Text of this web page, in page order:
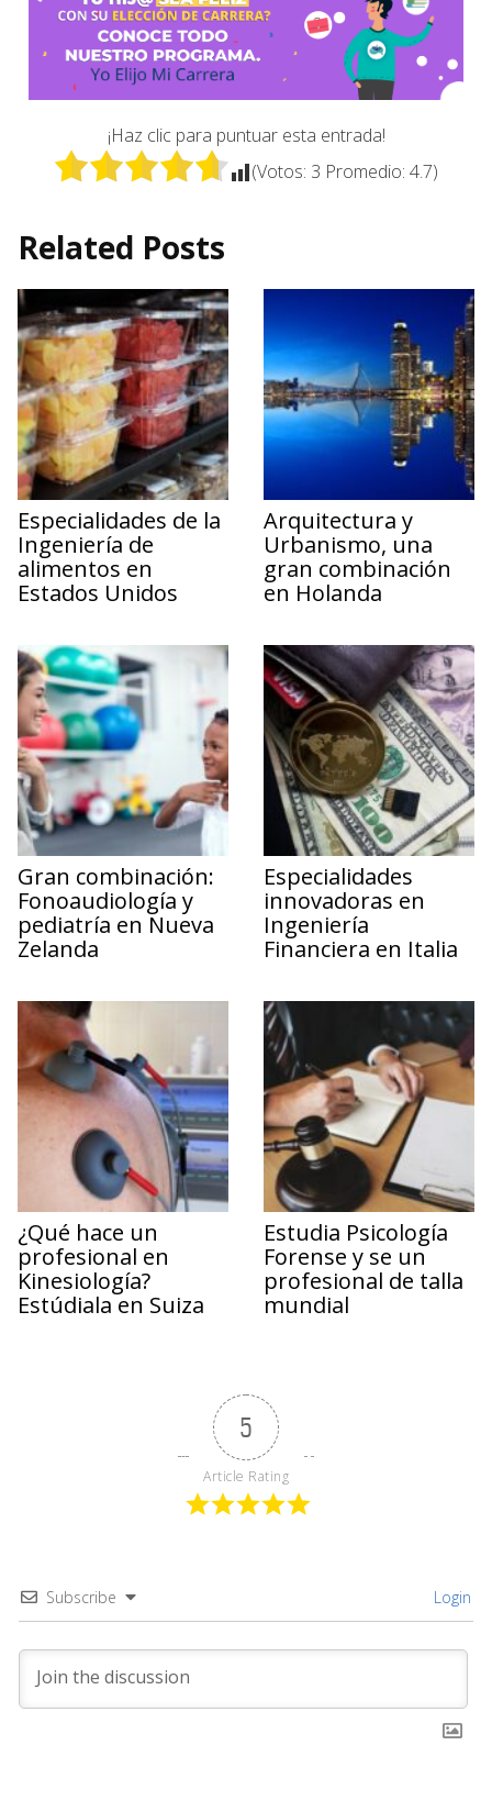
¡Haz clic para puntuar esta entrada!
(Votos: 3 Promedio: 4.7)
Related Posts
Especialidades de la
Ingeniería de
alimentos en
Estados Unidos
Arquitectura y
Urbanismo, una
gran combinación
en Holanda
Gran combinación:
Fonoaudiología y
pediatría en Nueva
Zelanda
Especialidades
innovadoras en
Ingeniería
Financiera en Italia
¿Qué hace un
profesional en
Kinesiología?
Estúdiala en Suiza
Estudia Psicología
Forense y se un
profesional de talla
mundial
5
Article Rating
Subscribe Login